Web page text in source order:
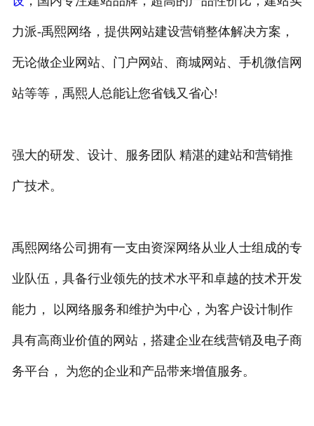
力派-禹熙网络，提供网站建设营销整体解决方案，
无论做企业网站、门户网站、商城网站、手机微信网
站等等，禹熙人总能让您省钱又省心!
强大的研发、设计、服务团队 精湛的建站和营销推
广技术。
禹熙网络公司拥有一支由资深网络从业人士组成的专
业队伍，具备行业领先的技术水平和卓越的技术开发
能力， 以网络服务和维护为中心，为客户设计制作
具有高商业价值的网站，搭建企业在线营销及电子商
务平台， 为您的企业和产品带来增值服务。